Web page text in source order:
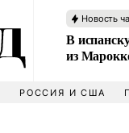
Новость
В
из
РОССИЯ И США